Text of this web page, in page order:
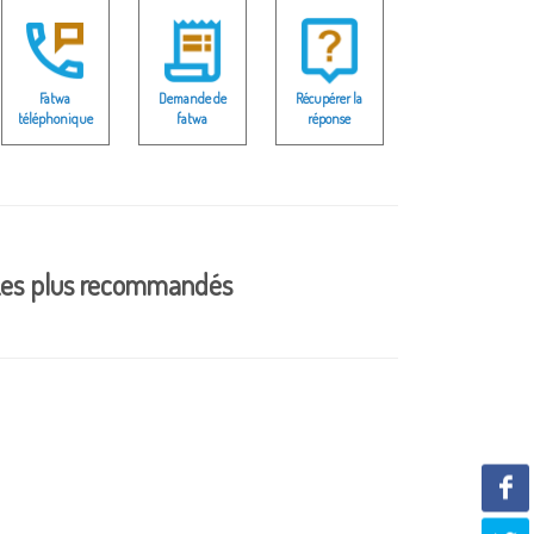
Fatwa
téléphonique
Demande de
fatwa
Récupérer la
réponse
plus recommandés